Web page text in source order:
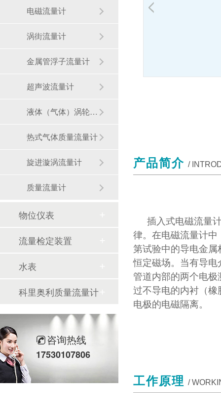
产品简介 /
插入式电磁流量
律。在电磁流量计
第试验中的导电金
恒定磁场。当有导
管道内部的两个电
过不导电的内衬（
电极的电磁隔离。
工作原理 /
电磁流量计
涡街流量计
金属管浮子流量计
超声波流量计
液体（气体）涡轮流量计
热式气体质量流量计
旋进漩涡流量计
质量流量计
物位仪表
流量检定装置
水表
科里奥利质量流量计
咨询热线
17530107806